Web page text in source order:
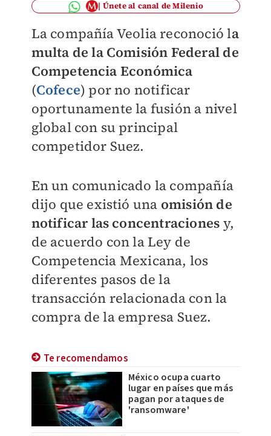
Únete al canal de Milenio
La compañía Veolia reconoció la
multa de la Comisión Federal de
Competencia Económica
(Cofece) por no notificar
oportunamente la fusión a nivel
global con su principal
competidor Suez.
En un comunicado la compañía
dijo que existió una omisión de
notificar las concentraciones y,
de acuerdo con la Ley de
Competencia Mexicana, los
diferentes pasos de la
transacción relacionada con la
compra de la empresa Suez.
Te recomendamos
México ocupa cuarto
lugar en países que más
pagan por ataques de
'ransomware'